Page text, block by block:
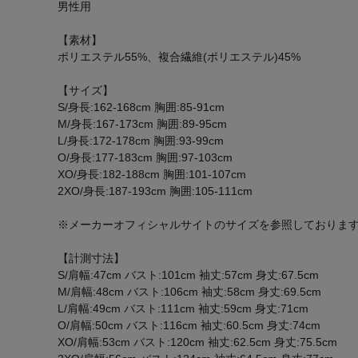
男性用
【素材】
ポリエステル55%、複合繊維(ポリエステル)45%
【サイズ】
S/身長:162-168cm 胸囲:85-91cm
M/身長:167-173cm 胸囲:89-95cm
L/身長:172-178cm 胸囲:93-99cm
O/身長:177-183cm 胸囲:97-103cm
XO/身長:182-188cm 胸囲:101-107cm
2XO/身長:187-193cm 胸囲:105-111cm
※メーカーオフィシャルサイトのサイズを参照しておりま
【計測寸法】
S/肩幅:47cm バスト:101cm 袖丈:57cm 身丈:67.5cm
M/肩幅:48cm バスト:106cm 袖丈:58cm 身丈:69.5cm
L/肩幅:49cm バスト:111cm 袖丈:59cm 身丈:71cm
O/肩幅:50cm バスト:116cm 袖丈:60.5cm 身丈:74cm
XO/肩幅:53cm バスト:120cm 袖丈:62.5cm 身丈:75.5cm